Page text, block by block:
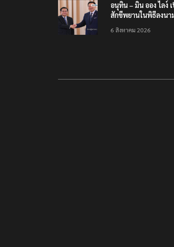
อนุทิน – มิน ออง ไลง์
สักขีพยานในพิธีลงนา
มือแรงงาน-คุณภาพน้ำ-
6 สิงหาคม 2026